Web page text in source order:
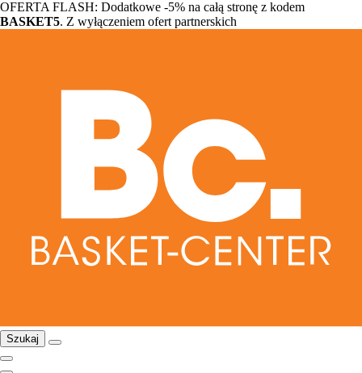
OFERTA FLASH: Dodatkowe -5% na całą stronę z kodem
BASKET5. Z wyłączeniem ofert partnerskich
Szukaj